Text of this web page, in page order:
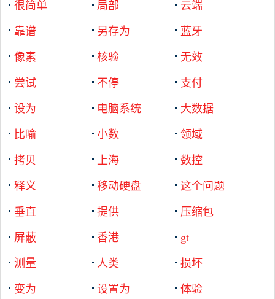
很简单 局部 云端
靠谱 另存为 蓝牙
像素 核验 无效
尝试 不停 支付
设为 电脑系统 大数据
比喻 小数 领域
拷贝 上海 数控
释义 移动硬盘 这个问题
垂直 提供 压缩包
屏蔽 香港 gt
测量 人类 损坏
变为 设置为 体验